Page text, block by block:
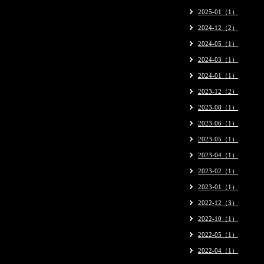
2025-01（1）
2024-12（2）
2024-05（1）
2024-03（1）
2024-01（1）
2023-12（2）
2023-08（1）
2023-06（1）
2023-05（1）
2023-04（1）
2023-02（1）
2023-01（1）
2022-12（3）
2022-10（1）
2022-05（1）
2022-04（1）